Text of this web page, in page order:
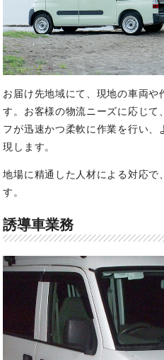
お届け先地域にて、現地の車両や
す。 お客様の物流ニーズに応じて
フが迅速かつ柔軟に作業を行い
現します。
地場に精通した人材による対応で
す。
誘導車業務